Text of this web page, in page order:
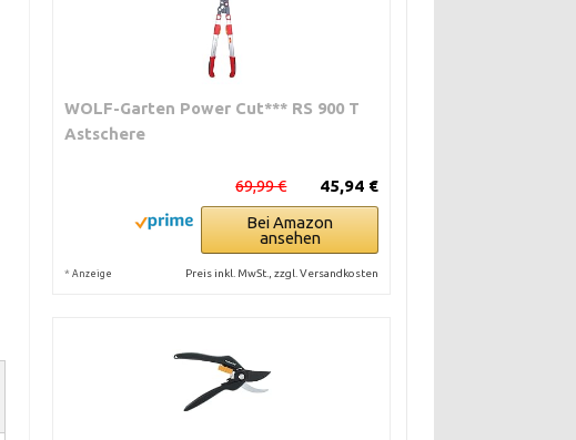
WOLF-Garten Power Cut*** RS 900 T
Astschere
45,94 €
69,99 €
Bei Amazon
ansehen
* Anzeige Preis inkl. MwSt., zzgl. Versandkosten